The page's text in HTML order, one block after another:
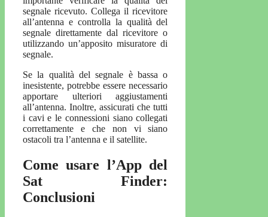
segnale ricevuto. Collega il ricevitore
all’antenna e controlla la qualità del
segnale direttamente dal ricevitore o
utilizzando un’apposito misuratore di
segnale.
Se la qualità del segnale è bassa o
inesistente, potrebbe essere necessario
apportare ulteriori aggiustamenti
all’antenna. Inoltre, assicurati che tutti
i cavi e le connessioni siano collegati
correttamente e che non vi siano
ostacoli tra l’antenna e il satellite.
Come usare l’App del
Sat Finder:
Conclusioni